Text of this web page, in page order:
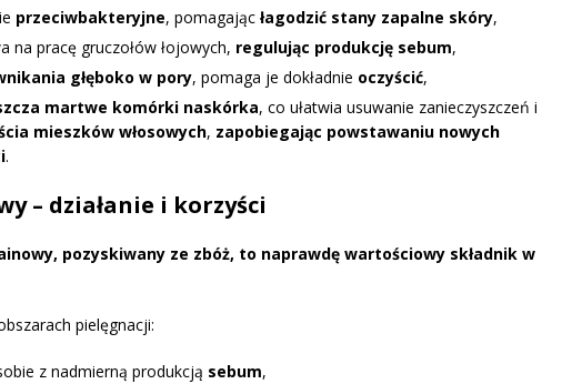
przeciwbakteryjne, pomagając łagodzić stany zapalne skóry,
na pracę gruczołów łojowych, regulując produkcję sebum,
głęboko w pory, pomaga je dokładnie oczyścić,
martwe komórki naskórka, co ułatwia usuwanie zanieczyszczeń i
mieszków włosowych, zapobiegając powstawaniu nowych
.
– działanie i korzyści
pozyskiwany ze zbóż, to naprawdę wartościowy składnik w
pielęgnacji:
z nadmierną produkcją sebum,